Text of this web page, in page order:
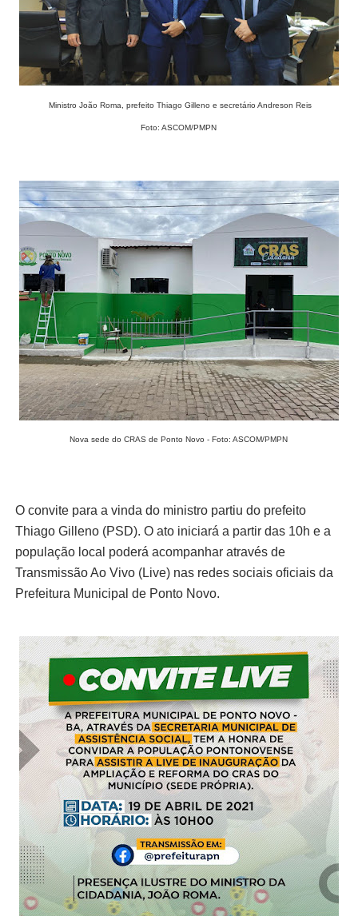
Ministro João Roma, prefeito Thiago Gilleno e secretário Andreson Reis
Foto: ASCOM/PMPN
Nova sede do CRAS de Ponto Novo - Foto: ASCOM/PMPN
O convite para a vinda do ministro partiu do prefeito
Thiago Gilleno (PSD). O ato iniciará a partir das 10h e a
população local poderá acompanhar através de
Transmissão Ao Vivo (Live) nas redes sociais oficiais da
Prefeitura Municipal de Ponto Novo.